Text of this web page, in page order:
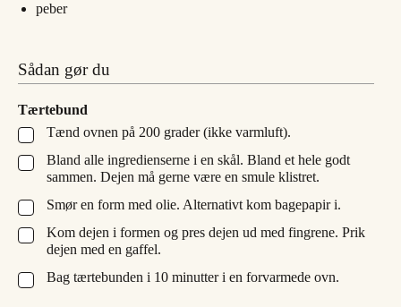
peber
Sådan gør du
Tærtebund
▢
Tænd ovnen på 200 grader (ikke varmluft).
▢
Bland alle ingredienserne i en skål. Bland et hele godt
sammen. Dejen må gerne være en smule klistret.
▢
Smør en form med olie. Alternativt kom bagepapir i.
▢
Kom dejen i formen og pres dejen ud med fingrene. Prik
dejen med en gaffel.
▢
Bag tærtebunden i 10 minutter i en forvarmede ovn.